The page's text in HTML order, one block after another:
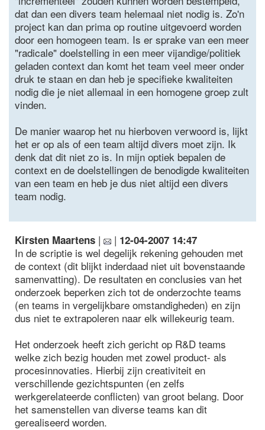
dat dan een divers team helemaal niet nodig is. Zo'n
project kan dan prima op routine uitgevoerd worden
door een homogeen team. Is er sprake van een meer
"radicale" doelstelling in een meer vijandige/politiek
geladen context dan komt het team veel meer onder
druk te staan en dan heb je specifieke kwaliteiten
nodig die je niet allemaal in een homogene groep zult
vinden.
De manier waarop het nu hierboven verwoord is, lijkt
het er op als of een team altijd divers moet zijn. Ik
denk dat dit niet zo is. In mijn optiek bepalen de
context en de doelstellingen de benodigde kwaliteiten
van een team en heb je dus niet altijd een divers
team nodig.
Kirsten Maartens | | 12-04-2007 14:47
In de scriptie is wel degelijk rekening gehouden met
de context (dit blijkt inderdaad niet uit bovenstaande
samenvatting). De resultaten en conclusies van het
onderzoek beperken zich tot de onderzochte teams
(en teams in vergelijkbare omstandigheden) en zijn
dus niet te extrapoleren naar elk willekeurig team.
Het onderzoek heeft zich gericht op R&D teams
welke zich bezig houden met zowel product- als
procesinnovaties. Hierbij zijn creativiteit en
verschillende gezichtspunten (en zelfs
werkgerelateerde conflicten) van groot belang. Door
het samenstellen van diverse teams kan dit
gerealiseerd worden.